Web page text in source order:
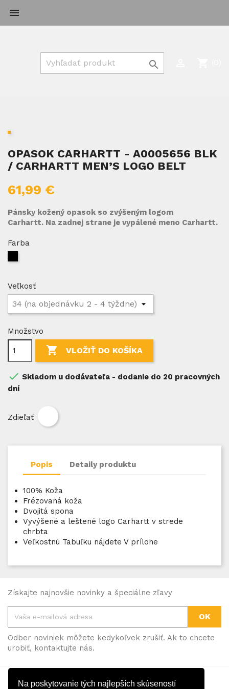
Na poskytovanie tých najlepších skúseností

Instagram 
OPASOK CARHARTT - A0005656 BLK
/ CARHARTT MEN’S LOGO BELT
61,99 €
Pánsky kožený opasok so zvýšeným logom
Carhartt. Na zadnej strane je vypálené meno Carhartt.
Farba
Veľkosť
Množstvo
 VLOŽIŤ DO KOŠÍKA
 Skladom u dodávateľa - dodanie do 20 pracovných
dní
Zdieľať
Popis Detaily produktu
100% Koža
Frézovaná koža
Dvojitá spona
Vyvýšené a leštené logo Carhartt v strede
chrbta
Veľkostnú Tabuľku nájdete V prílohe
Získajte najnovšie novinky a špeciálne zľavy
Odber noviniek môžete kedykoľvek zrušiť. Ak to chcete
urobiť, kontaktujte nás.
Instagram